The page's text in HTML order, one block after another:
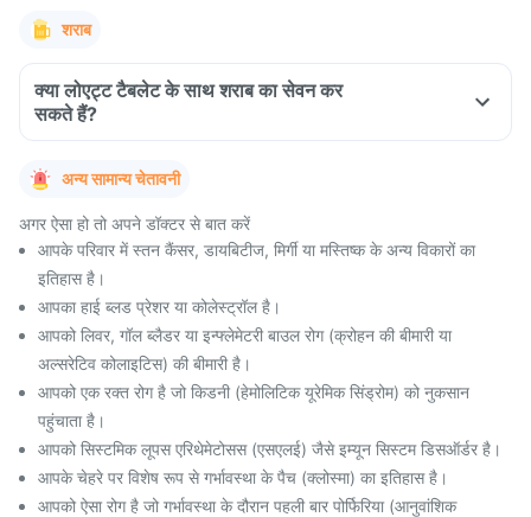
शराब
क्या लोएट्ट टैबलेट के साथ शराब का सेवन कर
सकते हैं?
अन्य सामान्य चेतावनी
अगर ऐसा हो तो अपने डॉक्टर से बात करें
आपके परिवार में स्तन कैंसर, डायबिटीज, मिर्गी या मस्तिष्क के अन्य विकारों का
इतिहास है।
आपका हाई ब्लड प्रेशर या कोलेस्ट्रॉल है।
आपको लिवर, गॉल ब्लैडर या इन्फ्लेमेटरी बाउल रोग (क्रोहन की बीमारी या
अल्सरेटिव कोलाइटिस) की बीमारी है।
आपको एक रक्त रोग है जो किडनी (हेमोलिटिक यूरेमिक सिंड्रोम) को नुकसान
पहुंचाता है।
आपको सिस्टमिक लूपस एरिथेमेटोसस (एसएलई) जैसे इम्यून सिस्टम डिसऑर्डर है।
आपके चेहरे पर विशेष रूप से गर्भावस्था के पैच (क्लोस्मा) का इतिहास है।
आपको ऐसा रोग है जो गर्भावस्था के दौरान पहली बार पोर्फिरिया (आनुवांशिक